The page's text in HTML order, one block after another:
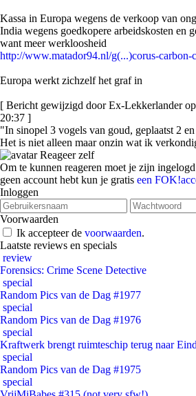
Kassa in Europa wegens de verkoop van
India wegens goedkopere arbeidskosten en
want meer werkloosheid
http://www.matador94.nl/g(...)corus-carbon-
Europa werkt zichzelf het graf in
[ Bericht gewijzigd door Ex-Lekkerlander
20:37 ]
"In sinopel 3 vogels van goud, geplaatst 2
Het is niet alleen maar onzin wat ik
Reageer zelf
Om te kunnen reageren moet je zijn
geen account hebt kun je gratis een
Inloggen
Voorwaarden
Ik accepteer de voorwaarden.
Laatste reviews en specials
review
Forensics: Crime Scene Detective
special
Random Pics van de Dag #1977
special
Random Pics van de Dag #1976
special
Kraftwerk brengt ruimteschip terug naar
special
Random Pics van de Dag #1975
special